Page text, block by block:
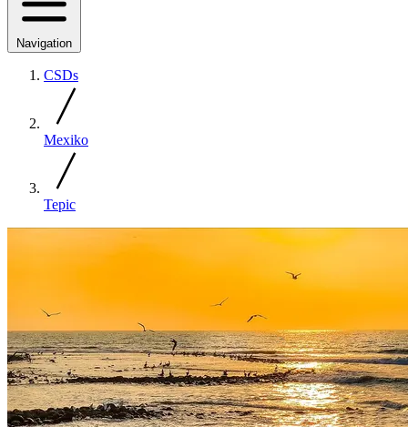
Navigation
CSDs
Mexiko
Tepic